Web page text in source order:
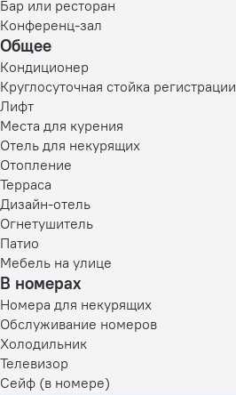
Бар или ресторан
Конференц-зал
Общее
Кондиционер
Круглосуточная стойка регистрации
Лифт
Места для курения
Отель для некурящих
Отопление
Терраса
Дизайн-отель
Огнетушитель
Патио
Мебель на улице
В номерах
Номера для некурящих
Обслуживание номеров
Холодильник
Телевизор
Сейф (в номере)